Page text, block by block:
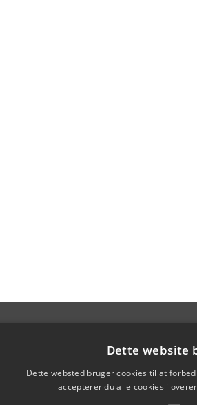
Dette website
Dette websted bruger cookies til at
accepterer du alle cookies i